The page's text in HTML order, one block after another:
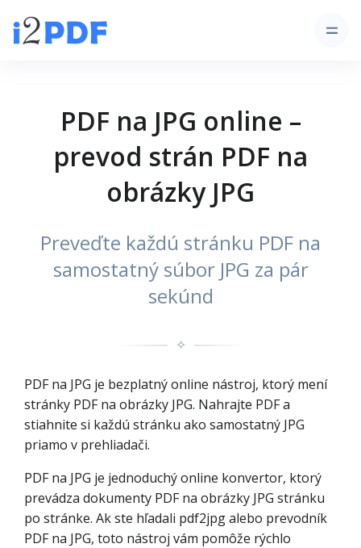
PDF na JPG online –
prevod strán PDF na
obrázky JPG
Preveďte každú stránku PDF na
samostatný súbor JPG za pár
sekúnd
✧
PDF na JPG je bezplatný online nástroj, ktorý mení
stránky PDF na obrázky JPG. Nahrajte PDF a
stiahnite si každú stránku ako samostatný JPG
priamo v prehliadači.
PDF na JPG je jednoduchý online konvertor, ktorý
prevádza dokumenty PDF na obrázky JPG stránku
po stránke. Ak ste hľadali pdf2jpg alebo prevodník
PDF na JPG, toto nástroj vám pomôže rýchlo